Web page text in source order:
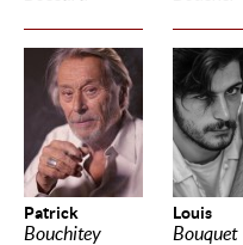
Patrick
Bouchitey
Louis
Bouquet